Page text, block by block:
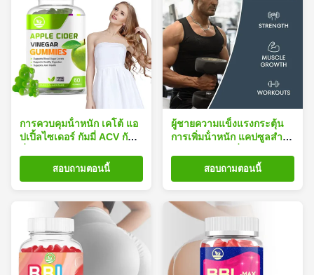
การควบคุมน้ําหนัก เคโต้ แอ
ปเปิ้ลไซเดอร์ กัมมี่ ACV กัมมี่
สอบถามตอนนี้
ผู้ชายความแข็งแรงกระตุ้น
การเพิ่มน้ําหนัก แคปซูลสําห
สอบถามตอนนี้